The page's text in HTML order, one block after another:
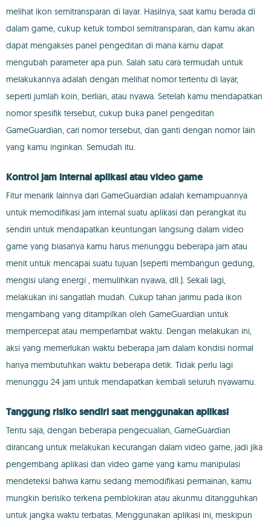
melihat ikon semitransparan di layar. Hasilnya, saat kamu berada di
dalam game, cukup ketuk tombol semitransparan, dan kamu akan
dapat mengakses panel pengeditan di mana kamu dapat
mengubah parameter apa pun. Salah satu cara termudah untuk
melakukannya adalah dengan melihat nomor tertentu di layar,
seperti jumlah koin, berlian, atau nyawa. Setelah kamu mendapatkan
nomor spesifik tersebut, cukup buka panel pengeditan
GameGuardian, cari nomor tersebut, dan ganti dengan nomor lain
yang kamu inginkan. Semudah itu.
Kontrol jam internal aplikasi atau video game
Fitur menarik lainnya dari GameGuardian adalah kemampuannya
untuk memodifikasi jam internal suatu aplikasi dan perangkat itu
sendiri untuk mendapatkan keuntungan langsung dalam video
game yang biasanya kamu harus menunggu beberapa jam atau
menit untuk mencapai suatu tujuan (seperti membangun gedung,
mengisi ulang energi , memulihkan nyawa, dll.). Sekali lagi,
melakukan ini sangatlah mudah. Cukup tahan jarimu pada ikon
mengambang yang ditampilkan oleh GameGuardian untuk
mempercepat atau memperlambat waktu. Dengan melakukan ini,
aksi yang memerlukan waktu beberapa jam dalam kondisi normal
hanya membutuhkan waktu beberapa detik. Tidak perlu lagi
menunggu 24 jam untuk mendapatkan kembali seluruh nyawamu.
Tanggung risiko sendiri saat menggunakan aplikasi
Tentu saja, dengan beberapa pengecualian, GameGuardian
dirancang untuk melakukan kecurangan dalam video game, jadi jika
pengembang aplikasi dan video game yang kamu manipulasi
mendeteksi bahwa kamu sedang memodifikasi permainan, kamu
mungkin berisiko terkena pemblokiran atau akunmu ditangguhkan
untuk jangka waktu terbatas. Menggunakan aplikasi ini, meskipun